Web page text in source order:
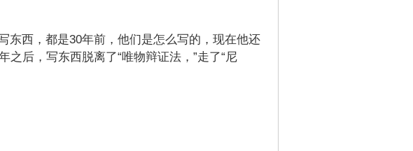
西，都是30年前，他们是怎么写的，现在他还
之后，写东西脱离了“唯物辩证法，”走了“尼